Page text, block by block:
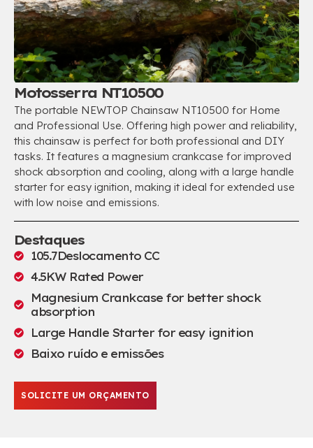
Motosserra NT10500
The portable NEWTOP Chainsaw NT10500 for Home
and Professional Use. Offering high power and reliability,
this chainsaw is perfect for both professional and DIY
tasks. It features a magnesium crankcase for improved
shock absorption and cooling, along with a large handle
starter for easy ignition, making it ideal for extended use
with low noise and emissions.
Destaques
105.7Deslocamento CC
4.5KW Rated Power
Magnesium Crankcase for better shock
absorption
Large Handle Starter for easy ignition
Baixo ruído e emissões
SOLICITE UM ORÇAMENTO